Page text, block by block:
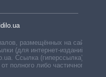
размещённых на сайте,
(для интернет-изданий —
Ссылка (гиперссылка)
полного либо частичного